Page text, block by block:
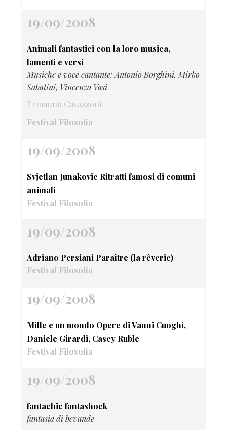
19/09/2008
Animali fantastici con la loro musica,
lamenti e versi
Musiche e voce cantante: Antonio Borghini, Mirko
Sabatini, Vincenzo Vasi
Ermanno Cavazzoni
Festival Filosofia
19/09/2008
Svjetlan Junakovic Ritratti famosi di comuni
animali
Festival Filosofia
19/09/2008
Adriano Persiani Paraître (la rêverie)
Festival Filosofia
19/09/2008
Mille e un mondo Opere di Vanni Cuoghi,
Daniele Girardi, Casey Ruble
Festival Filosofia
19/09/2008
fantachic fantashock
fantasia di bevande